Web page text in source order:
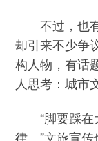
不过，也有
却引来不少争
构人物，有话
人思考：城市
“脚要踩在
律。”文旅宣